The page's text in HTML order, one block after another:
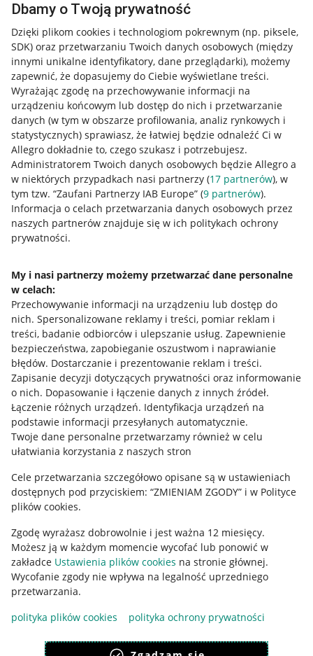
Dbamy o Twoją prywatność
Dzięki plikom cookies i technologiom pokrewnym (np. piksele,
SDK) oraz przetwarzaniu Twoich danych osobowych (między
innymi unikalne identyfikatory, dane przeglądarki), możemy
zapewnić, że dopasujemy do Ciebie wyświetlane treści.
Wyrażając zgodę na przechowywanie informacji na
urządzeniu końcowym lub dostęp do nich i przetwarzanie
danych (w tym w obszarze profilowania, analiz rynkowych i
statystycznych) sprawiasz, że łatwiej będzie odnaleźć Ci w
Allegro dokładnie to, czego szukasz i potrzebujesz.
Administratorem Twoich danych osobowych będzie Allegro a
w niektórych przypadkach nasi partnerzy (17 partnerów), w
tym tzw. “Zaufani Partnerzy IAB Europe” (9 partnerów).
Informacja o celach przetwarzania danych osobowych przez
naszych partnerów znajduje się w ich politykach ochrony
prywatności.
My i nasi partnerzy możemy przetwarzać dane personalne
w celach:
Przechowywanie informacji na urządzeniu lub dostęp do
nich. Spersonalizowane reklamy i treści, pomiar reklam i
treści, badanie odbiorców i ulepszanie usług. Zapewnienie
bezpieczeństwa, zapobieganie oszustwom i naprawianie
błędów. Dostarczanie i prezentowanie reklam i treści.
Zapisanie decyzji dotyczących prywatności oraz informowanie
o nich. Dopasowanie i łączenie danych z innych źródeł.
Łączenie różnych urządzeń. Identyfikacja urządzeń na
podstawie informacji przesyłanych automatycznie.
Twoje dane personalne przetwarzamy również w celu
ułatwiania korzystania z naszych stron
Cele przetwarzania szczegółowo opisane są w ustawieniach
dostępnych pod przyciskiem: “ZMIENIAM ZGODY” i w Polityce
plików cookies.
Zgodę wyrażasz dobrowolnie i jest ważna 12 miesięcy.
Możesz ją w każdym momencie wycofać lub ponowić w
zakładce Ustawienia plików cookies na stronie głównej.
Wycofanie zgody nie wpływa na legalność uprzedniego
przetwarzania.
polityka plików cookies
polityka ochrony prywatności
Przydatne informacje
Jak to działa
Allegro Gadane dla sprzedających
Allegro Gadane dla kupujących
Mapa miejscowości
Informacje prawne
Regulamin
Polityka plików "cookies"
Ustawienia plików "cookies"
Udostępnianie lokalizacji
Informacje dla Aktu o Usługach Cyfrowych
Pobierz aplikację